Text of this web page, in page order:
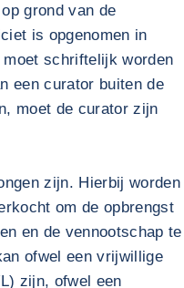
grond van de
is opgenomen in
moet schriftelijk worden
een curator buiten de
moet de curator zijn
zijn. Hierbij worden
om de opbrengst
en de vennootschap te
ofwel een vrijwillige
zijn, ofwel een